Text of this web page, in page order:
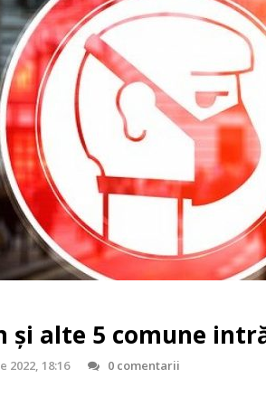
și alte 5 comune
2022, 18:16 0 comentarii